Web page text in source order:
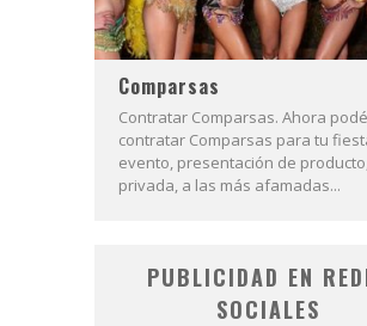
Comparsas
Contratar Comparsas. Ahora
contratar Comparsas para tu
evento, presentación de
privada, a las más afamadas...
PUBLICIDAD EN
SOCIALES